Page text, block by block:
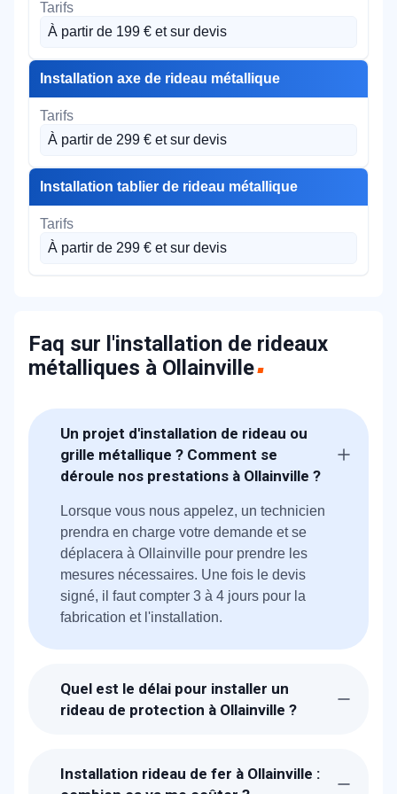
À partir de 199 € et sur devis
Installation axe de rideau métallique
À partir de 299 € et sur devis
Installation tablier de rideau métallique
À partir de 299 € et sur devis
Faq sur l'installation de rideaux
métalliques à Ollainville
Un projet d'installation de rideau ou
grille métallique ? Comment se
déroule nos prestations à Ollainville ?
Lorsque vous nous appelez, un technicien
prendra en charge votre demande et se
déplacera à Ollainville pour prendre les
mesures nécessaires. Une fois le devis
signé, il faut compter 3 à 4 jours pour la
fabrication et l'installation.
Quel est le délai pour installer un
rideau de protection à Ollainville ?
vous à Ollainville dans la journée. Il faut
Installation rideau de fer à Ollainville :